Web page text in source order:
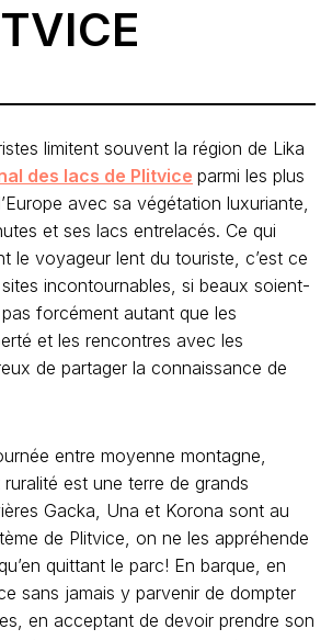
limitent souvent la région de Lika
des lacs de Plitvice parmi les plus
avec sa végétation luxuriante,
et ses lacs entrelacés. Ce qui
le voyageur lent du touriste, c’est ce
incontournables, si beaux soient-
forcément autant que les
et les rencontres avec les
de partager la connaissance de
entre moyenne montagne,
est une terre de grands
Gacka, Una et Korona sont au
de Plitvice, on ne les appréhende
quittant le parc! En barque, en
sans jamais y parvenir de dompter
en acceptant de devoir prendre son